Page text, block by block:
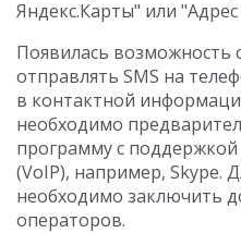
Яндекс.Карты" или
Появилась возможность
отправлять SMS на
в контактной
необходимо
программу с
(VoIP), например, Skype.
необходимо заключить
операторов.